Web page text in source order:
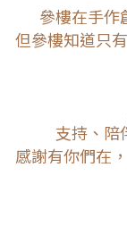
參樓在手作
但參樓知道只
支持、陪
感謝有你們在